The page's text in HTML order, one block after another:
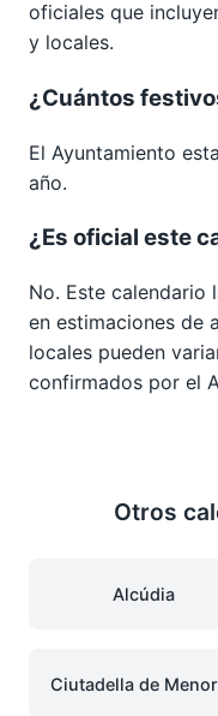
oficiales que
y locales.
¿Cuántos
El Ayuntamiento
año.
¿Es oficial este
No. Este calendario
en estimaciones de
locales pueden
confirmados por el
Otros
Alcúdia
Ciutadella de